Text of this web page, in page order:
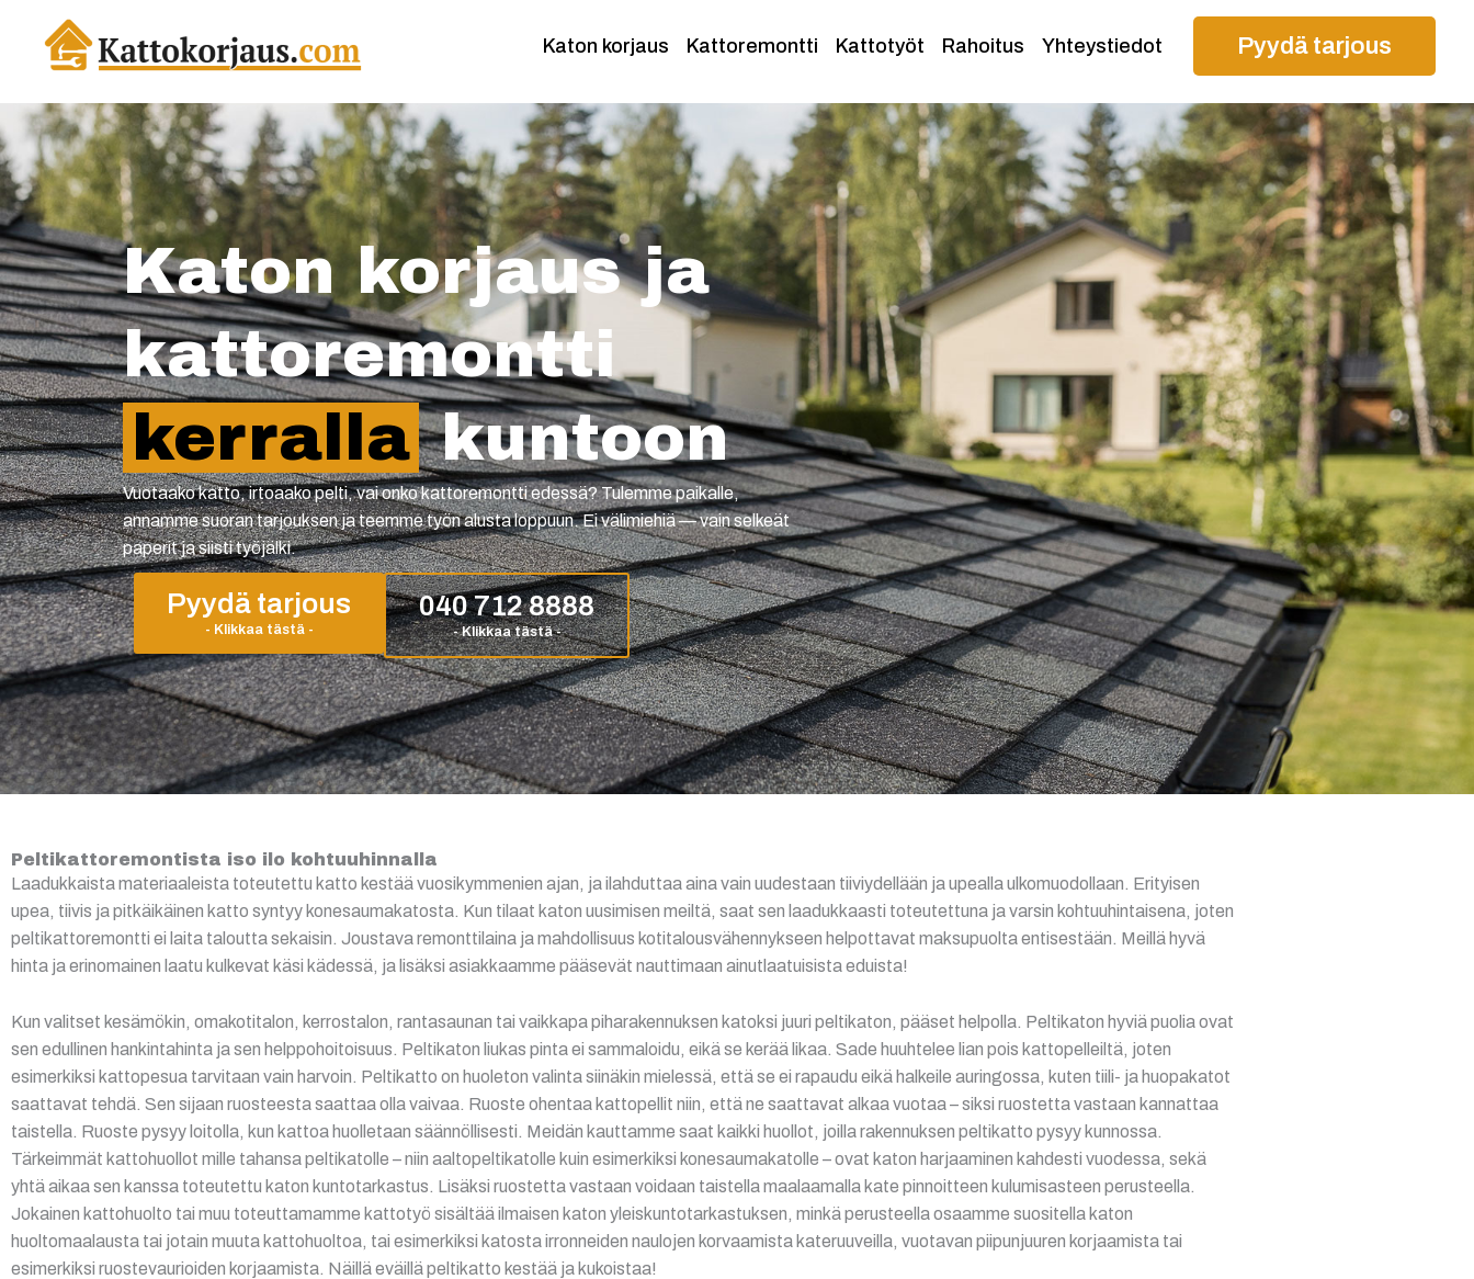
sisältöön
Katon korjaus Kattoremontti Kattotyöt Rahoitus Yhteystiedot Pyydä tarjous
Katon korjaus ja
kattoremontti
kerrallakuntoon
Vuotaako katto, irtoaako pelti, vai onko kattoremontti edessä? Tulemme paikalle,
annamme suoran tarjouksen ja teemme työn alusta loppuun. Ei välimiehiä — vain selkeät
paperit ja siisti työjälki.
Pyydä tarjous 040 712 8888
Peltikattoremontista iso ilo kohtuuhinnalla
Laadukkaista materiaaleista toteutettu katto kestää vuosikymmenien ajan, ja ilahduttaa aina vain uudestaan tiiviydellään ja upealla ulkomuodollaan. Erityisen
upea, tiivis ja pitkäikäinen katto syntyy konesaumakatosta. Kun tilaat katon uusimisen meiltä, saat sen laadukkaasti toteutettuna ja varsin kohtuuhintaisena, joten
peltikattoremontti ei laita taloutta sekaisin. Joustava remonttilaina ja mahdollisuus kotitalousvähennykseen helpottavat maksupuolta entisestään. Meillä hyvä
hinta ja erinomainen laatu kulkevat käsi kädessä, ja lisäksi asiakkaamme pääsevät nauttimaan ainutlaatuisista eduista!
Kun valitset kesämökin, omakotitalon, kerrostalon, rantasaunan tai vaikkapa piharakennuksen katoksi juuri peltikaton, pääset helpolla. Peltikaton hyviä puolia ovat
sen edullinen hankintahinta ja sen helppohoitoisuus. Peltikaton liukas pinta ei sammaloidu, eikä se kerää likaa. Sade huuhtelee lian pois kattopelleiltä, joten
esimerkiksi kattopesua tarvitaan vain harvoin. Peltikatto on huoleton valinta siinäkin mielessä, että se ei rapaudu eikä halkeile auringossa, kuten tiili- ja huopakatot
saattavat tehdä. Sen sijaan ruosteesta saattaa olla vaivaa. Ruoste ohentaa kattopellit niin, että ne saattavat alkaa vuotaa – siksi ruostetta vastaan kannattaa
taistella. Ruoste pysyy loitolla, kun kattoa huolletaan säännöllisesti. Meidän kauttamme saat kaikki huollot, joilla rakennuksen peltikatto pysyy kunnossa.
Tärkeimmät kattohuollot mille tahansa peltikatolle – niin aaltopeltikatolle kuin esimerkiksi konesaumakatolle – ovat katon harjaaminen kahdesti vuodessa, sekä
yhtä aikaa sen kanssa toteutettu katon kuntotarkastus. Lisäksi ruostetta vastaan voidaan taistella maalaamalla kate pinnoitteen kulumisasteen perusteella.
Jokainen kattohuolto tai muu toteuttamamme kattotyö sisältää ilmaisen katon yleiskuntotarkastuksen, minkä perusteella osaamme suositella katon
huoltomaalausta tai jotain muuta kattohuoltoa, tai esimerkiksi katosta irronneiden naulojen korvaamista kateruuveilla, vuotavan piipunjuuren korjaamista tai
esimerkiksi ruostevaurioiden korjaamista. Näillä eväillä peltikatto kestää ja kukoistaa!